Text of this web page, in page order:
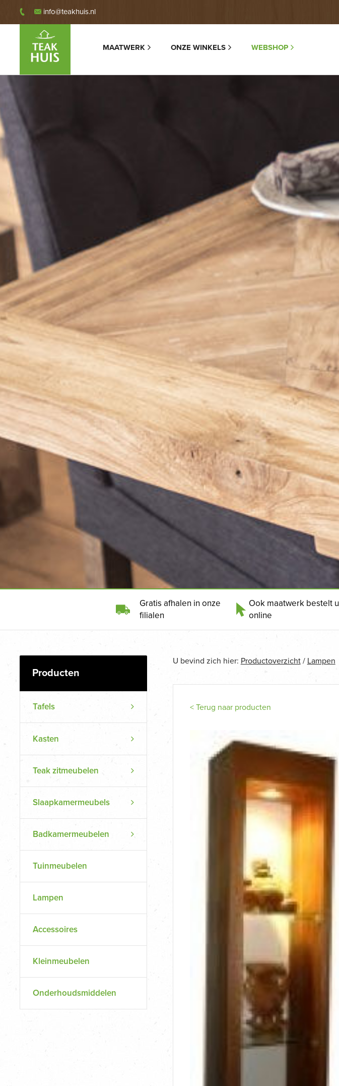
info@teakhuis.nl
MAATWERK ONZE WINKELS WEBSHOP
Gratis afhalen in onze
filialen
Ook maatwerk bestelt u
online
Tafels
Kasten
Teak zitmeubelen
Slaapkamermeubels
Badkamermeubelen
Tuinmeubelen
Lampen
Accessoires
Kleinmeubelen
Onderhoudsmiddelen
U bevind zich hier: Productoverzicht/ Lampen
< Terug naar producten